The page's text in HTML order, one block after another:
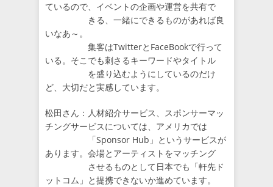
ているので、イベントの企画や運営を共有で
きる、一緒にできるものがあれば良
いなあ～。
集客はTwitterとFaceBookで行って
いる。そこでも刺さるキーワードやタイトル
を盛り込むようにしているのだけ
ど、大切だと実感しています。
松田さん：人材紹介サービス、スポンサーマッ
チングサービスについては、アメリカでは
「Sponsor Hub」というサービスが
あります。会場とアーティストをマッチング
させるものとして日本でも「軒先ド
ットコム」と提携できないか進めています。